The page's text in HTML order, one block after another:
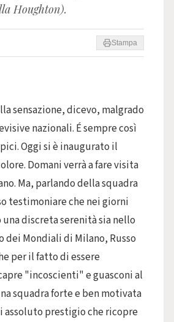
Houghton).
Stampa
sensazione, dicevo, malgrado
nazionali. É sempre così
Oggi si è inaugurato il
Domani verrà a fare visita
Ma, parlando della squadra
testimoniare che nei giorni
discreta serenità sia nello
dei Mondiali di Milano, Russo
per il fatto di essere
"incoscienti" e guasconi al
squadra forte e ben motivata
assoluto prestigio che ricopre